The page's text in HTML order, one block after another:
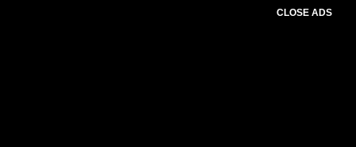
CLOSE ADS